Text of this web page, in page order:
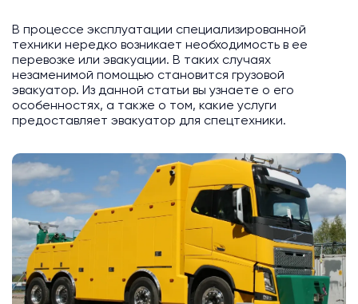
В процессе эксплуатации специализированной
техники нередко возникает необходимость в ее
перевозке или эвакуации. В таких случаях
незаменимой помощью становится грузовой
эвакуатор. Из данной статьи вы узнаете о его
особенностях, а также о том, какие услуги
предоставляет эвакуатор для спецтехники.